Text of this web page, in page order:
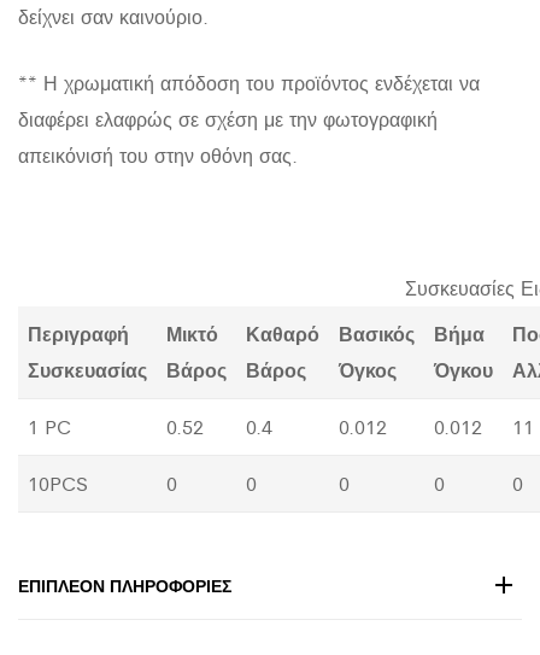
δείχνει σαν καινούριο.
** Η χρωματική απόδοση του προϊόντος ενδέχεται να
διαφέρει ελαφρώς σε σχέση με την φωτογραφική
απεικόνισή του στην οθόνη σας.
Συσκευασίες
Περιγραφή
Συσκευασίας
Μικτό
Βάρος
Καθαρό
Βάρος
Βασικός
Όγκος
Βήμα
Όγκου
1 PC 0.52 0.4 0.012 0.012 11
10PCS 0 0 0 0 0
ΕΠΙΠΛΈΟΝ ΠΛΗΡΟΦΟΡΊΕΣ